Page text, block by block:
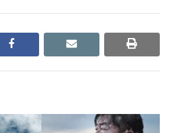
facebook email print